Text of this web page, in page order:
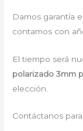
Damos garantía
contamos con
El tiempo será
polarizado 3mm
elección.
Contáctanos